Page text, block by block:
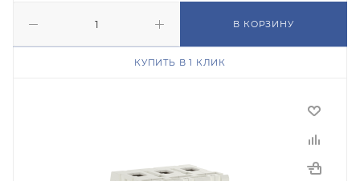
В КОРЗИНУ
КУПИТЬ В 1 КЛИК